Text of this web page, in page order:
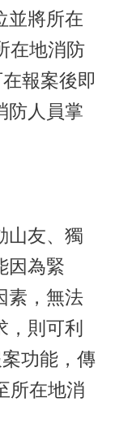
並將所在
在地消防
報案後即
防人員掌
山友、獨
因為緊
素，無法
則可利
功能，傳
所在地消